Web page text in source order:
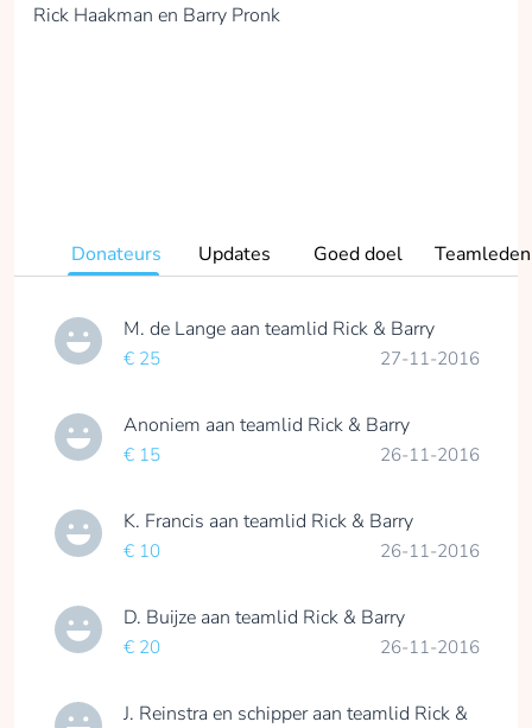
Rick Haakman en Barry Pronk
Donateurs Updates Goed doel Teamleden
M. de Lange aan teamlid Rick & Barry
€ 25 27-11-2016
Anoniem aan teamlid Rick & Barry
€ 15 26-11-2016
K. Francis aan teamlid Rick & Barry
€ 10 26-11-2016
D. Buijze aan teamlid Rick & Barry
€ 20 26-11-2016
J. Reinstra en schipperaan teamlid Rick &